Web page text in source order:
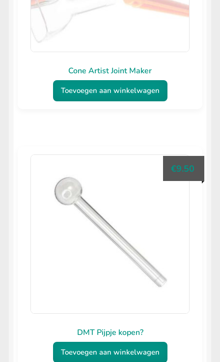
Cone Artist Joint Maker
Toevoegen aan winkelwagen
DMT Pijpje kopen?
€9.50
Toevoegen aan winkelwagen